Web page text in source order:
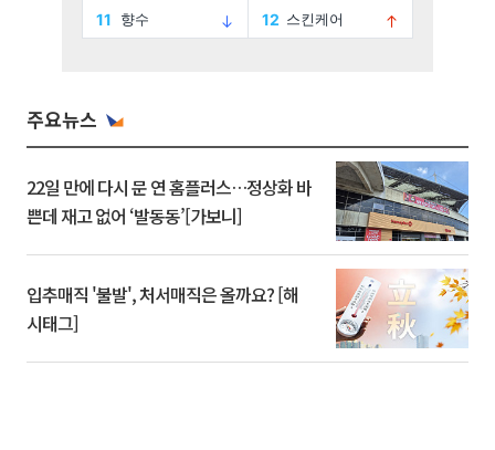
주요뉴스
22일 만에 다시 문 연 홈플러스…정상화 바
쁜데 재고 없어 ‘발동동’[가보니]
입추매직 '불발', 처서매직은 올까요? [해
시태그]